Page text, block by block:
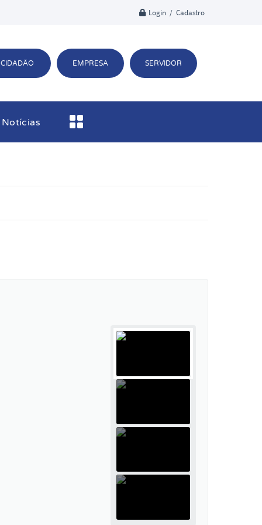
Login / Cadastro
CIDADÃO EMPRESA SERVIDOR
Notícias